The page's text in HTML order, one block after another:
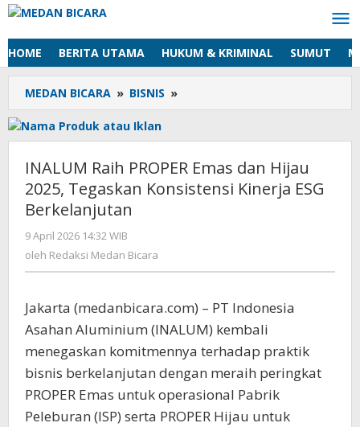
Lewati
konten
HOME BERITA UTAMA HUKUM & KRIMINAL SUMUT
MEDAN BICARA » BISNIS »
Raih
Emas
dan
Hijau
2025,
INALUM Raih PROPER Emas dan Hijau
2025, Tegaskan Konsistensi Kinerja ESG
Berkelanjutan
9 April 2026 14:32 WIB
Redaksi
oleh Redaksi Medan Bicara
Jakarta (medanbicara.com) – PT Indonesia
Asahan Aluminium (INALUM) kembali
menegaskan komitmennya terhadap praktik
bisnis berkelanjutan dengan meraih peringkat
PROPER Emas untuk operasional Pabrik
Peleburan (ISP) serta PROPER Hijau untuk